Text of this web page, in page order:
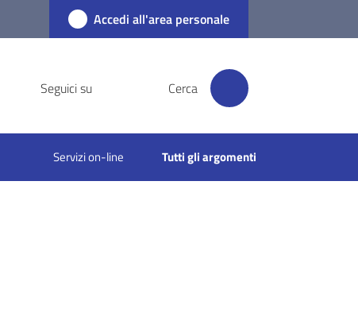
Accedi all'area personale
Seguici su Cerca
Servizi on-line Tutti gli argomenti